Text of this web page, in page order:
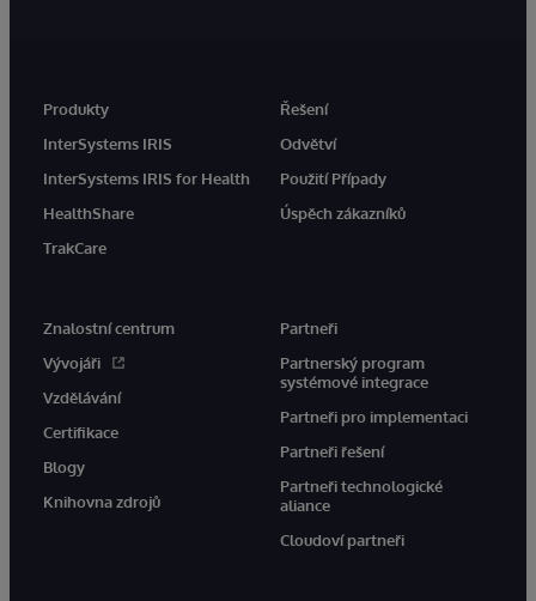
Produkty
InterSystems IRIS
InterSystems IRIS for Health
HealthShare
TrakCare
Řešení
Odvětví
Použití Případy
Úspěch zákazníků
Znalostní centrum
Vývojáři
Vzdělávání
Certifikace
Blogy
Knihovna zdrojů
Partneři
Partnerský program
systémové integrace
Partneři pro implementaci
Partneři řešení
Partneři technologické
aliance
Cloudoví partneři